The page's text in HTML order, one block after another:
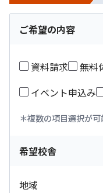
ご希望の内容
資料請求 無料
イベント申込み
複数の項目選択が
希望校舎
地域